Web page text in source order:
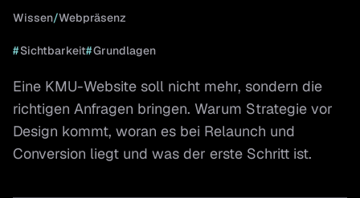
Wissen/Webpräsenz
#Sichtbarkeit#Grundlagen
Eine KMU-Website soll nicht mehr, sondern die
richtigen Anfragen bringen. Warum Strategie vor
Design kommt, woran es bei Relaunch und
Conversion liegt und was der erste Schritt ist.